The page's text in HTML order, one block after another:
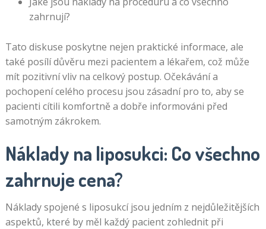
zahrnují?
Tato diskuse poskytne nejen praktické informace, ale
také posílí důvěru mezi pacientem a lékařem, což může
mít pozitivní vliv na celkový postup. Očekávání a
pochopení celého procesu jsou zásadní pro to, aby se
pacienti cítili komfortně a dobře informováni před
samotným zákrokem.
Náklady na liposukci: Co všechno
zahrnuje cena?
Náklady spojené s liposukcí jsou jedním z nejdůležitějších
aspektů, které by měl každý pacient zohlednit při